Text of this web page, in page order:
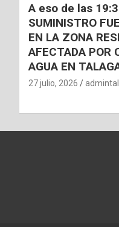
A eso de las
SUMINISTRO
EN LA ZONA
AFECTADA POR
AGUA EN
27 julio, 2026